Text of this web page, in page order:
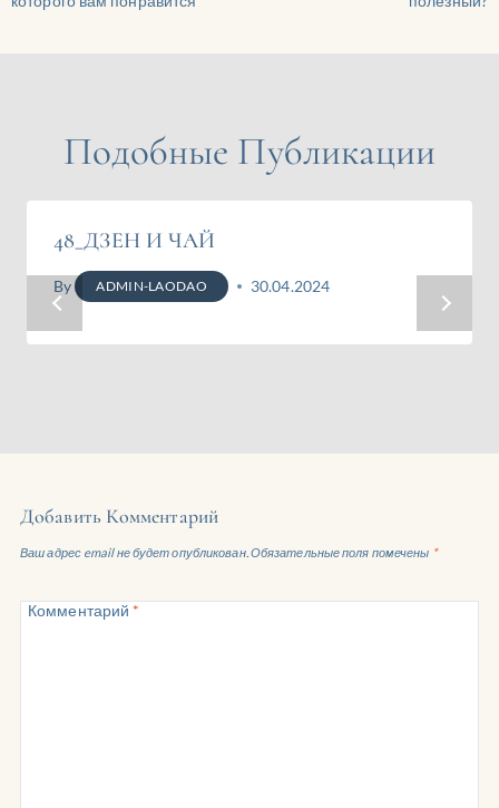
Подобные Публикации
48_ДЗЕН И ЧАЙ
By ADMIN-LAODAO 30.04.2024
Добавить Комментарий
Ваш адрес email не будет опубликован.Обязательные поля помечены *
Комментарий *